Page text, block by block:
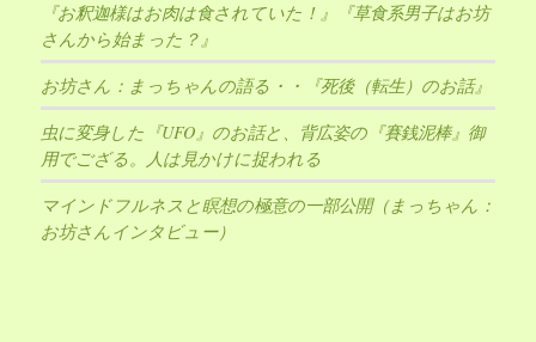
『お釈迦様はお肉は食されていた！』『草食系男子はお坊
さんから始まった？』
お坊さん：まっちゃんの語る・・『死後（転生）のお話』
虫に変身した『UFO』のお話と、背広姿の『賽銭泥棒』御
用でござる。人は見かけに捉われる
マインドフルネスと瞑想の極意の一部公開（まっちゃん：
お坊さんインタビュー）